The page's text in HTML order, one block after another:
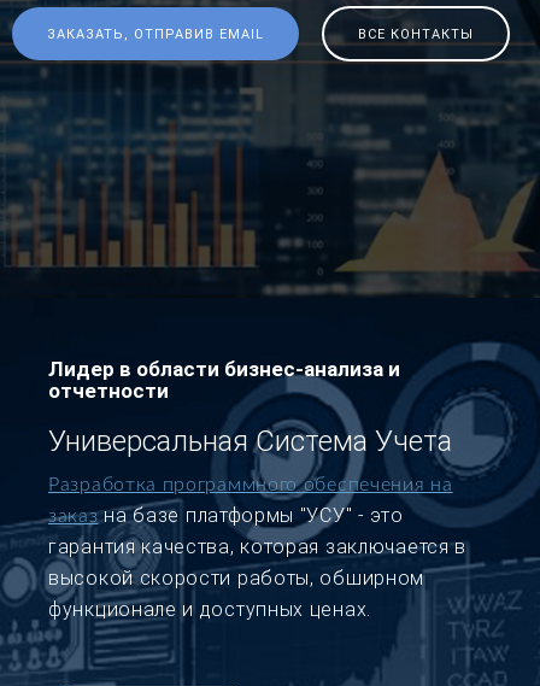
ЗАКАЗАТЬ, ОТПРАВИВ EMAIL ВСЕ КОНТАКТЫ
Лидер в области бизнес-анализа и
отчетности
Универсальная Система Учета
Разработка программного обеспечения на
заказна базе платформы "УСУ" - это
гарантия качества, которая заключается в
высокой скорости работы, обширном
функционале и доступных ценах.